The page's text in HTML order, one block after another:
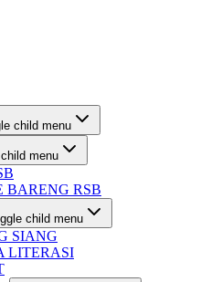
child menu
menu
BARENG RSB
child menu
SIANG
LITERASI